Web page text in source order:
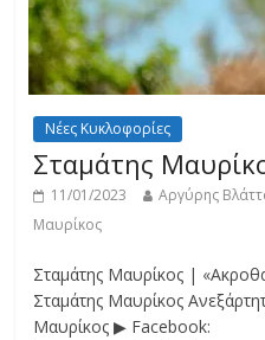
Νέες Κυκλοφορίες
Σταμάτης
11/01/2023 Αργύρης
Μαυρίκος
Σταμάτης Μαυρίκος |
Σταμάτης Μαυρίκος
Μαυρίκος ▶ Facebook: